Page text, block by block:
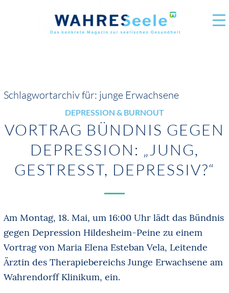
Schlagwortarchiv für: junge Erwachsene
DEPRESSION & BURNOUT
VORTRAG BÜNDNIS GEGEN
DEPRESSION: „JUNG,
GESTRESST, DEPRESSIV?“
Am Montag, 18. Mai, um 16:00 Uhr lädt das Bündnis
gegen Depression Hildesheim-Peine zu einem
Vortrag von Maria Elena Esteban Vela, Leitende
Ärztin des Therapiebereichs Junge Erwachsene am
Wahrendorff Klinikum, ein.